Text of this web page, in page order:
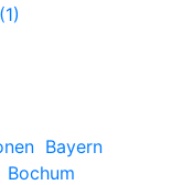
Bayern
Bochum